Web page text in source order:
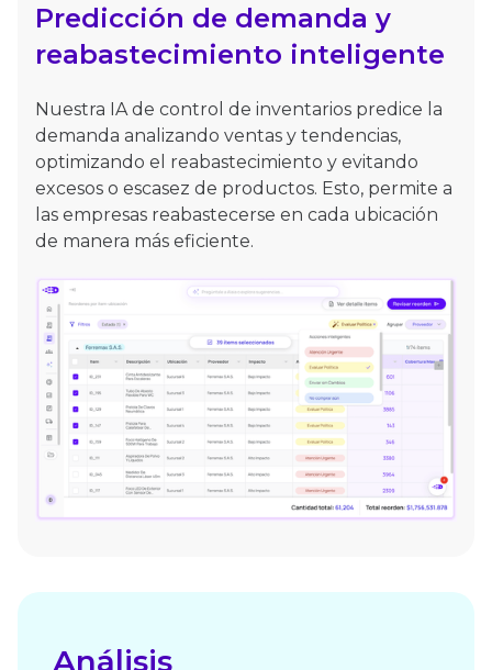
Predicción de demanda y
reabastecimiento inteligente
Nuestra IA de control de inventarios predice la
demanda analizando ventas y tendencias,
optimizando el reabastecimiento y evitando
excesos o escasez de productos. Esto, permite a
las empresas reabastecerse en cada ubicación
de manera más eficiente.
Análisis